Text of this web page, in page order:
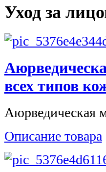
Уход за
всех типов
Аюрведическая
Описание товара